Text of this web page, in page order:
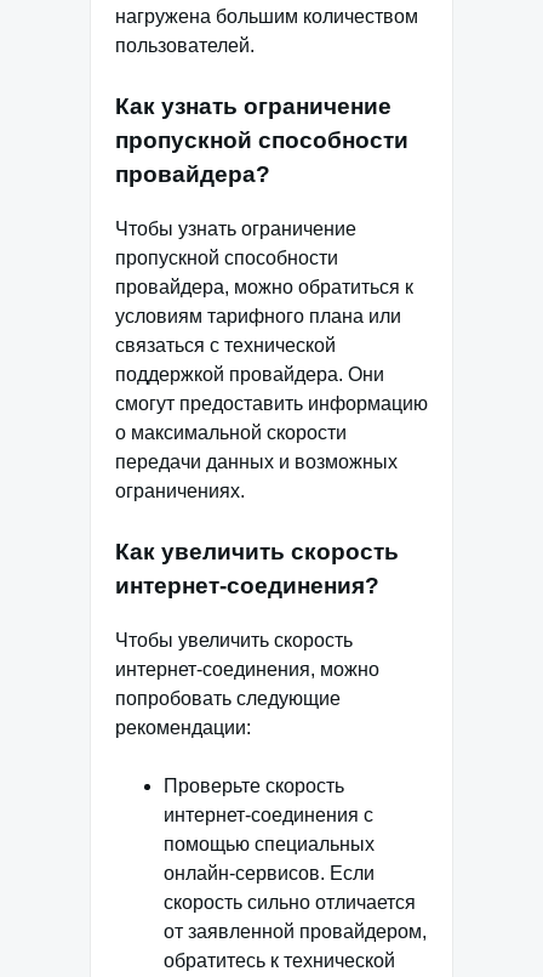
нагружена большим количеством
пользователей.
Как узнать ограничение
пропускной способности
провайдера?
Чтобы узнать ограничение
пропускной способности
провайдера, можно обратиться к
условиям тарифного плана или
связаться с технической
поддержкой провайдера. Они
смогут предоставить информацию
о максимальной скорости
передачи данных и возможных
ограничениях.
Как увеличить скорость
интернет-соединения?
Чтобы увеличить скорость
интернет-соединения, можно
попробовать следующие
рекомендации:
Проверьте скорость
интернет-соединения с
помощью специальных
онлайн-сервисов. Если
скорость сильно отличается
от заявленной провайдером,
обратитесь к технической